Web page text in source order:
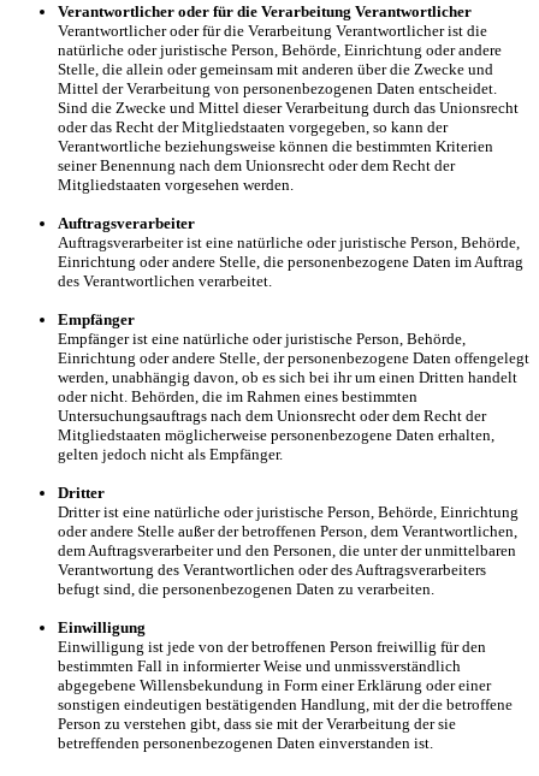
Verantwortlicher oder für die Verarbeitung Verantwortlicher
Verantwortlicher oder für die Verarbeitung Verantwortlicher ist die
natürliche oder juristische Person, Behörde, Einrichtung oder andere
Stelle, die allein oder gemeinsam mit anderen über die Zwecke und
Mittel der Verarbeitung von personenbezogenen Daten entscheidet.
Sind die Zwecke und Mittel dieser Verarbeitung durch das Unionsrecht
oder das Recht der Mitgliedstaaten vorgegeben, so kann der
Verantwortliche beziehungsweise können die bestimmten Kriterien
seiner Benennung nach dem Unionsrecht oder dem Recht der
Mitgliedstaaten vorgesehen werden.
Auftragsverarbeiter
Auftragsverarbeiter ist eine natürliche oder juristische Person, Behörde,
Einrichtung oder andere Stelle, die personenbezogene Daten im Auftrag
des Verantwortlichen verarbeitet.
Empfänger
Empfänger ist eine natürliche oder juristische Person, Behörde,
Einrichtung oder andere Stelle, der personenbezogene Daten offengelegt
werden, unabhängig davon, ob es sich bei ihr um einen Dritten handelt
oder nicht. Behörden, die im Rahmen eines bestimmten
Untersuchungsauftrags nach dem Unionsrecht oder dem Recht der
Mitgliedstaaten möglicherweise personenbezogene Daten erhalten,
gelten jedoch nicht als Empfänger.
Dritter
Dritter ist eine natürliche oder juristische Person, Behörde, Einrichtung
oder andere Stelle außer der betroffenen Person, dem Verantwortlichen,
dem Auftragsverarbeiter und den Personen, die unter der unmittelbaren
Verantwortung des Verantwortlichen oder des Auftragsverarbeiters
befugt sind, die personenbezogenen Daten zu verarbeiten.
Einwilligung
Einwilligung ist jede von der betroffenen Person freiwillig für den
bestimmten Fall in informierter Weise und unmissverständlich
abgegebene Willensbekundung in Form einer Erklärung oder einer
sonstigen eindeutigen bestätigenden Handlung, mit der die betroffene
Person zu verstehen gibt, dass sie mit der Verarbeitung der sie
betreffenden personenbezogenen Daten einverstanden ist.